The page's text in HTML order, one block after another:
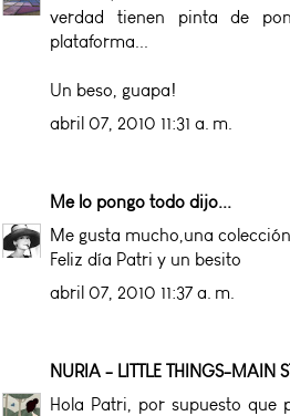
verdad tienen pinta de
plataforma...
Un beso, guapa!
abril 07, 2010 11:31 a. m.
Me lo pongo todo dijo...
Me gusta mucho,una
Feliz día Patri y un besito
abril 07, 2010 11:37 a. m.
NURIA - LITTLE THINGS-MAIN
Hola Patri, por supuesto que